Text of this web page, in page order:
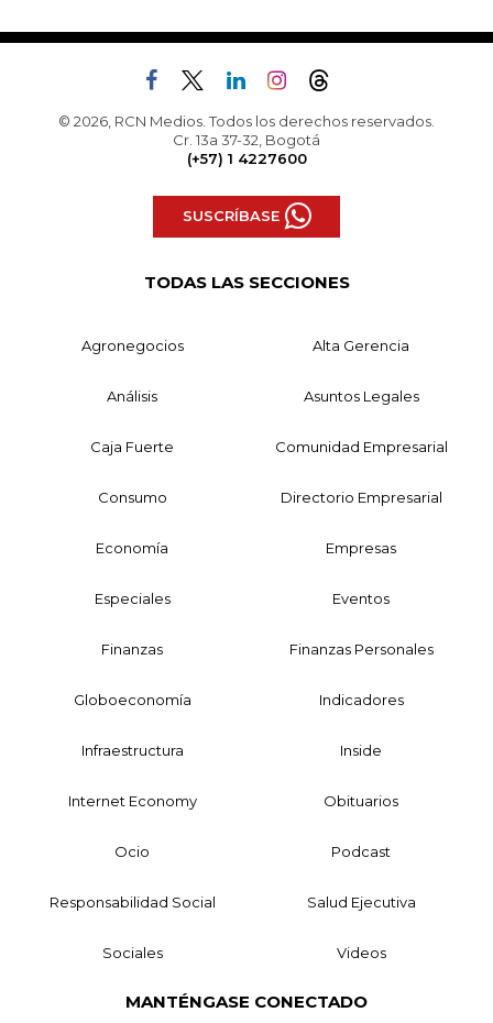
© 2026, RCN Medios. Todos los derechos reservados.
Cr. 13a 37-32, Bogotá
(+57) 1 4227600
SUSCRÍBASE
TODAS LAS SECCIONES
Agronegocios Alta Gerencia
Análisis Asuntos Legales
Caja Fuerte Comunidad Empresarial
Consumo Directorio Empresarial
Economía Empresas
Especiales Eventos
Finanzas Finanzas Personales
Globoeconomía Indicadores
Infraestructura Inside
Internet Economy Obituarios
Ocio Podcast
Responsabilidad Social Salud Ejecutiva
Sociales Videos
MANTÉNGASE CONECTADO